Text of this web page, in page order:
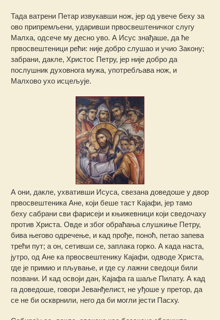
Тада ватрени Петар извукавши нож, јер од увече беху за
ово припремљени, ударивши првосвештеничког слугу
Малха, одсече му десно уво. А Исус знађаше, да ће
првосвештеници рећи: није добро слушао и учио Закону;
забрани, дакле, Христос Петру, јер није добро да
послушник духовнога мужа, употребљава нож, и
Малхово ухо исцељује.
А они, дакле, ухвативши Исуса, свезана доведоше у двор
првосвештеника Ане, који беше таст Кајафи, јер тамо
беху сабрани сви фарисеји и књижевници који сведочаху
против Христа. Овде и због обраћања слушкиње Петру,
бива његово одречење, и кад прође, поноћ, петао запева
трећи пут; а он, сетивши се, заплака горко. А када наста,
јутро, од Ане ка првосвештенику Кајафи, одводе Христа,
где је примио и пљување, и где су лажни сведоци били
позвани. И кад освоји дан, Кајафа га шаље Пилату. А кад
га доведоше, говори Јеванђелист, не уђоше у претор, да
се не би оскврнили, него да би могли јести Пасху.